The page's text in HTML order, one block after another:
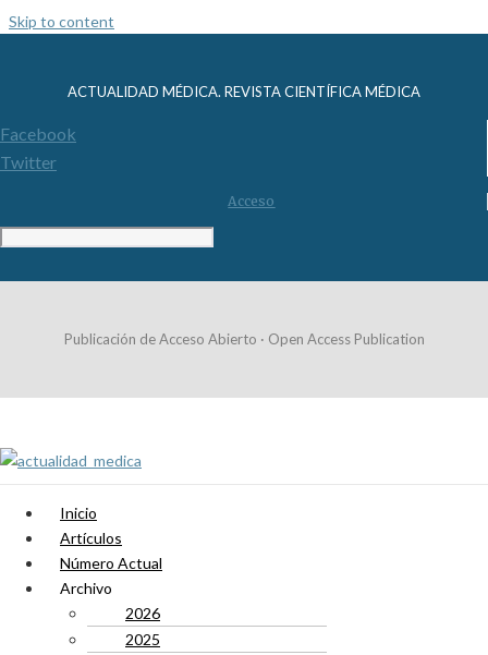
Skip to content
ACTUALIDAD MÉDICA. REVISTA CIENTÍFICA MÉDICA
Facebook
Twitter
Acceso
Publicación de Acceso Abierto · Open Access Publication
Inicio
Artículos
Número Actual
Archivo
2026
2025